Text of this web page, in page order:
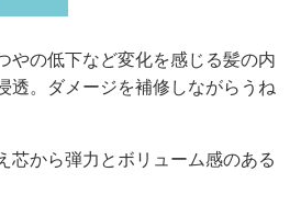
やの低下など変化を感じる髪の内
透。ダメージを補修しながらうね
芯から弾力とボリューム感のある